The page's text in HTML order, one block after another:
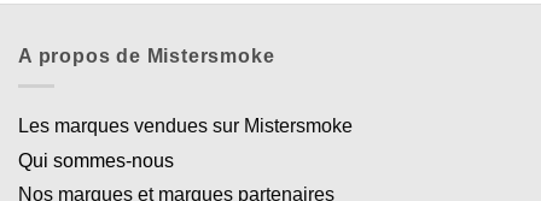
A propos de Mistersmoke
Les marques vendues sur Mistersmoke
Qui sommes-nous
Nos marques et marques partenaires